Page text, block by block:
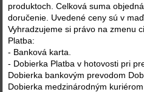
produktoch. Celková suma
doručenie. Uvedené ceny sú v
Vyhradzujeme si právo na zmenu
Platba:
- Banková karta.
- Dobierka Platba v hotovosti pri
Dobierka bankovým prevodom
Dobierka medzinárodným kuriérom